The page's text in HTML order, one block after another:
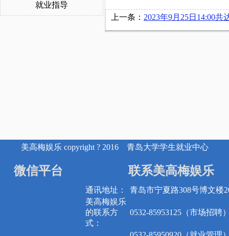
就业指导
上一条： 2023年9月25日14:00共达电声股份有限公司在博文楼
美高梅娱乐 copyright ? 2016 青岛大学学生就业中心
微信平台 联系美高梅娱乐
通讯地址：
青岛市宁夏路308号博文楼
美高梅娱乐
的联系方
式：
0532-85953125（市场招聘